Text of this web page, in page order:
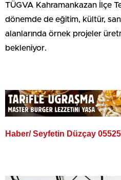
TÜGVA Kahramankazan İlçe
dönemde de eğitim, kültür,
alanlarında örnek projeler
bekleniyor.
Haber/ Seyfetin Düzçay